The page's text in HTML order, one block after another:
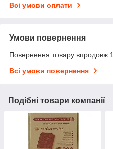
Всі умови оплати
Умови повернення
Повернення товару впродовж
Всі умови повернення
Подібні товари компанії